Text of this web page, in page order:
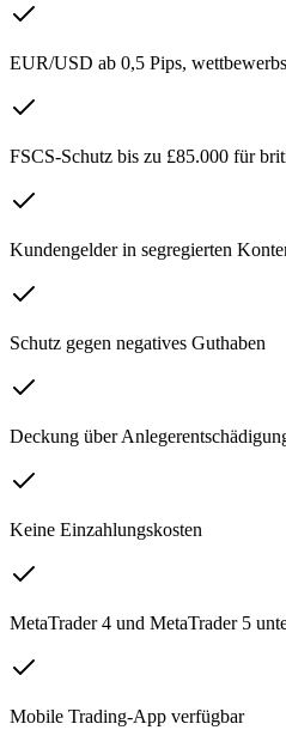
EUR/USD ab 0,5 Pips,
FSCS-Schutz bis zu £85.000 für
Kundengelder in segregierten
Schutz gegen negatives Guthaben
Deckung über
Keine Einzahlungskosten
MetaTrader 4 und MetaTrader 5
Mobile Trading-App verfügbar